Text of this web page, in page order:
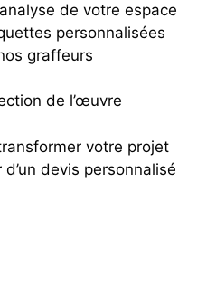
de votre espace
personnalisées
graffeurs
de l’œuvre
votre projet
devis personnalisé